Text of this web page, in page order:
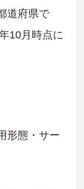
道府県で
10月時点に
形態・サー